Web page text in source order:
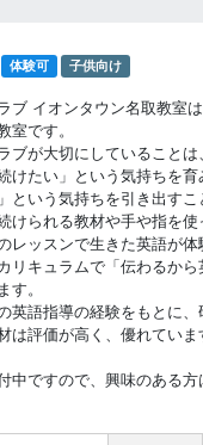
体験可 子供向け
ブ イオンタウン名取教室
室です。
ブが大切にしていること
けたい」という気持ちを
という気持ちを引き出す
けられる教材や手や指を使
レッスンで生きた英語が
リキュラムで「伝わるか
す。
英語指導の経験をもとに、
は評価が高く、優れていま
中ですので、興味のある